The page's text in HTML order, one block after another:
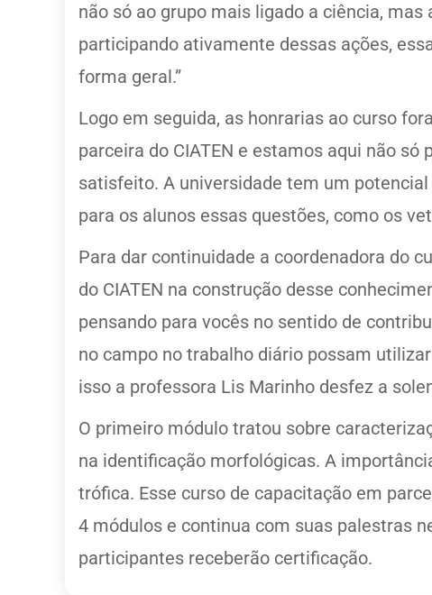
não só ao grupo mais ligado a ciência,
participando ativamente dessas ações,
forma geral.”
Logo em seguida, as honrarias ao curso
parceira do CIATEN e estamos aqui não
satisfeito. A universidade tem um
para os alunos essas questões, como os
Para dar continuidade a coordenadora do
do CIATEN na construção desse
pensando para vocês no sentido de
no campo no trabalho diário possam
isso a professora Lis Marinho desfez a
O primeiro módulo tratou sobre
na identificação morfológicas. A
trófica. Esse curso de capacitação em
4 módulos e continua com suas palestras
participantes receberão certificação.